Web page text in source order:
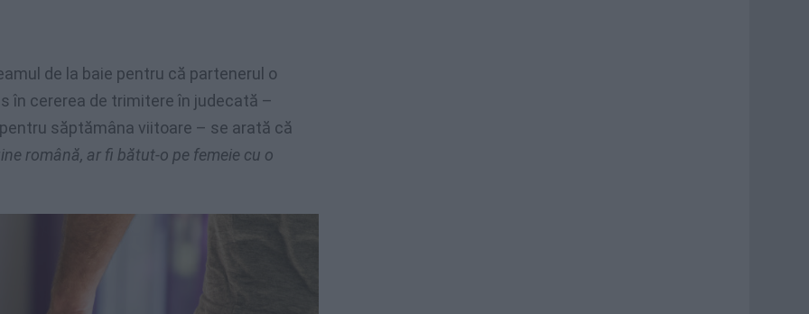
de la baie pentru că partenerul o
în cererea de trimitere în judecată –
săptămâna viitoare – se arată că
română, ar fi bătut-o pe femeie cu o